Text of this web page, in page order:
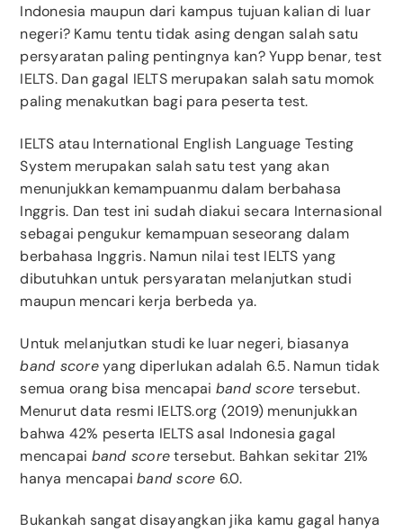
Indonesia maupun dari kampus tujuan kalian di luar
negeri? Kamu tentu tidak asing dengan salah satu
persyaratan paling pentingnya kan? Yupp benar, test
IELTS. Dan gagal IELTS merupakan salah satu momok
paling menakutkan bagi para peserta test.
IELTS atau International English Language Testing
System merupakan salah satu test yang akan
menunjukkan kemampuanmu dalam berbahasa
Inggris. Dan test ini sudah diakui secara Internasional
sebagai pengukur kemampuan seseorang dalam
berbahasa Inggris. Namun nilai test IELTS yang
dibutuhkan untuk persyaratan melanjutkan studi
maupun mencari kerja berbeda ya.
Untuk melanjutkan studi ke luar negeri, biasanya
band scoreyang diperlukan adalah 6.5. Namun tidak
semua orang bisa mencapai band score tersebut.
Menurut data resmi IELTS.org (2019) menunjukkan
bahwa 42% peserta IELTS asal Indonesia gagal
mencapai band scoretersebut. Bahkan sekitar 21%
hanya mencapaiband score 6.0.
Bukankah sangat disayangkan jika kamu gagal hanya